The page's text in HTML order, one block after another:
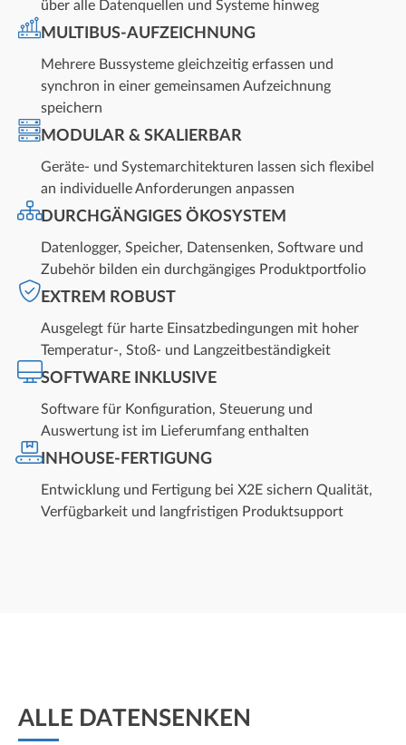
über alle Datenquellen und Systeme hinweg
MULTIBUS-AUFZEICHNUNG
Mehrere Bussysteme gleichzeitig erfassen und
synchron in einer gemeinsamen Aufzeichnung
speichern
MODULAR & SKALIERBAR
Geräte- und Systemarchitekturen lassen sich flexibel
an individuelle Anforderungen anpassen
DURCHGÄNGIGES ÖKOSYSTEM
Datenlogger, Speicher, Datensenken, Software und
Zubehör bilden ein durchgängiges Produktportfolio
EXTREM ROBUST
Ausgelegt für harte Einsatzbedingungen mit hoher
Temperatur-, Stoß- und Langzeit­beständigkeit
SOFTWARE INKLUSIVE
Software für Konfiguration, Steuerung und
Auswertung ist im Lieferumfang enthalten
INHOUSE-FERTIGUNG
Entwicklung und Fertigung bei X2E sichern Qualität,
Verfügbarkeit und langfristigen Produktsupport
ALLE DATENSENKEN